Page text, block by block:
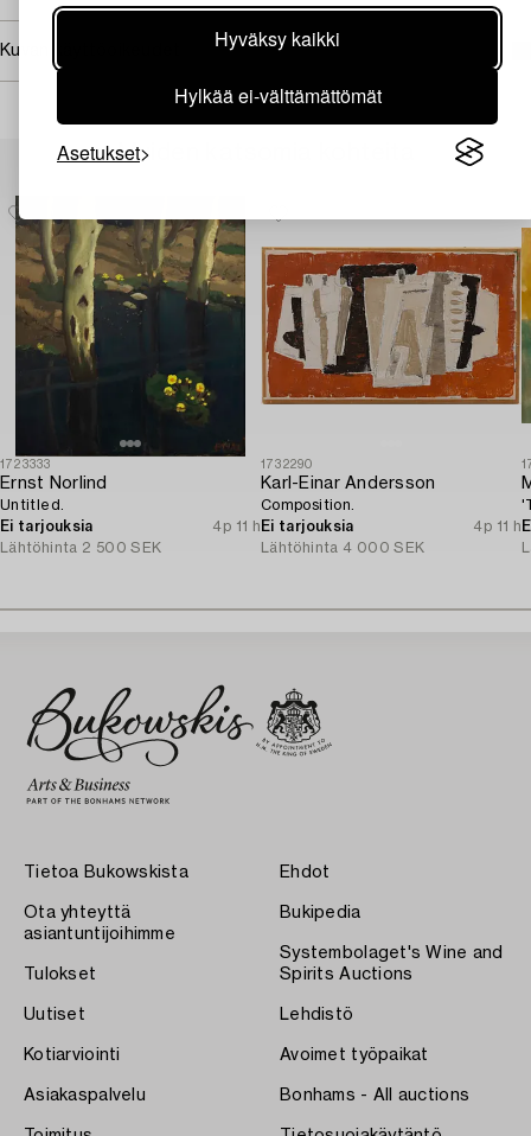
Hyväksy kaikki
Hylkää ei-välttämättömät
Asetukset
Kuvan käyttöoikeudet
Muiden katsomia kohteita
1723333
Ernst Norlind
Untitled.
Ei tarjouksia
4p 11 h
Lähtöhinta 2 500 SEK
1732290
Karl-Einar Andersson
Composition.
Ei tarjouksia
4p 11 h
Lähtöhinta 4 000 SEK
Tietoa Bukowskista
Ota yhteyttä
asiantuntijoihimme
Tulokset
Uutiset
Kotiarviointi
Asiakaspalvelu
Ehdot
Bukipedia
Systembolaget's Wine and
Spirits Auctions
Lehdistö
Avoimet työpaikat
Bonhams - All auctions